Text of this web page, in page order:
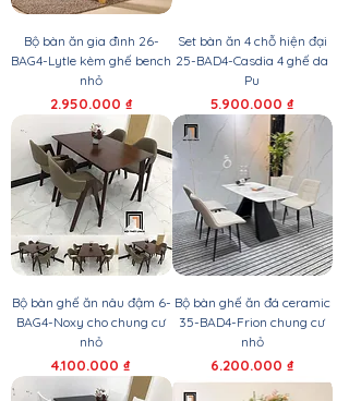
Bộ bàn ăn gia đình 26-
BAG4-Lytle kèm ghế bench
nhỏ
Giá
2.950.000 ₫
Set bàn ăn 4 chỗ hiện đại
25-BAD4-Casdia 4 ghế da
Pu
Giá
5.900.000 ₫
Bộ bàn ghế ăn nâu đậm 6-
BAG4-Noxy cho chung cư
nhỏ
Giá
4.100.000 ₫
Bộ bàn ghế ăn đá ceramic
35-BAD4-Frion chung cư
nhỏ
Giá
6.200.000 ₫